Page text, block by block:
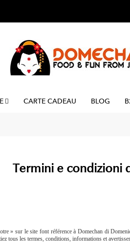
CARTE CADEAU BLOG
Termini e condizioni
» sur le site font référence à Domechan di
tous les termes, conditions, informations et